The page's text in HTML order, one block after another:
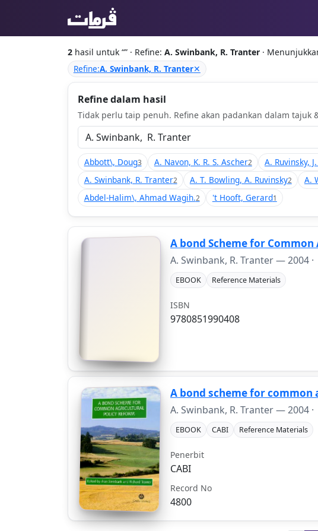
2 hasil untuk “” · Refine: A. Swinbank, R. Tranter ·
Refine:A. Swinbank, R. Tranter✕
Refine dalam hasil
Tidak perlu taip penuh. Refine akan padankan dalam tajuk
Abbott\, Doug3 A. Navon, K. R. S. Ascher2 A. Ruvinsky,
A. Swinbank, R. Tranter2 A. T. Bowling, A. Ruvinsky2 A.
Abdel-Halim\, Ahmad Wagih.2 't Hooft, Gerard1
A bond Scheme for
A. Swinbank, R. Tranter —2004 ·
EBOOK Reference Materials
ISBN
9780851990408
A bond scheme for
A. Swinbank, R. Tranter —2004 ·
EBOOK CABI Reference Materials
Penerbit
CABI
Record No
4800